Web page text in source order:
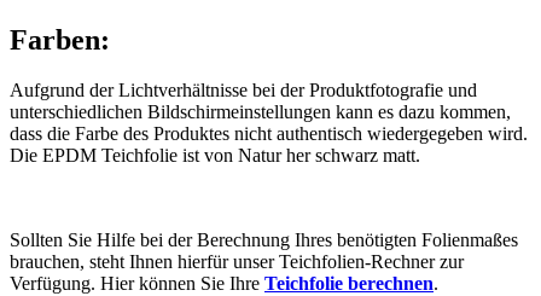
Farben:
Aufgrund der Lichtverhältnisse bei der Produktfotografie und
unterschiedlichen Bildschirmeinstellungen kann es dazu kommen,
dass die Farbe des Produktes nicht authentisch wiedergegeben wird.
Die EPDM Teichfolie ist von Natur her schwarz matt.
Sollten Sie Hilfe bei der Berechnung Ihres benötigten Folienmaßes
brauchen, steht Ihnen hierfür unser Teichfolien-Rechner zur
Verfügung. Hier können Sie Ihre Teichfolie berechnen.